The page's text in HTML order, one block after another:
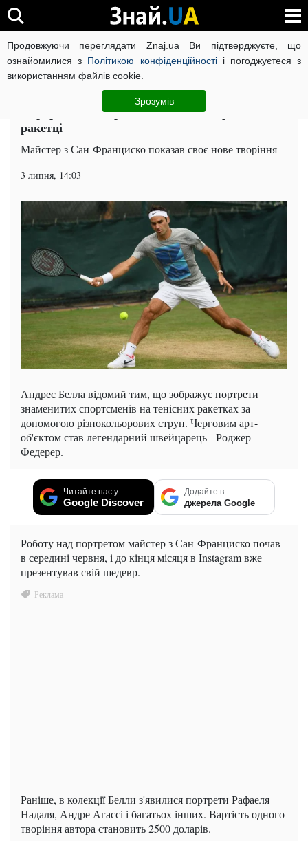
Продовжуючи переглядати Znaj.ua Ви підтверджуєте, що
ознайомилися з Політикою конфіденційностіі погоджуєтеся з
використанням файлів cookie.
Зрозумів
ВІЙНА РОСІЇ ПРОТИ УКРАЇНИ КОРОНАВІРУС В УКРАЇНІ
ЧИТАТЬ НА РУССКОМ
Портрет легендарного тенісиста зобразили на
ракетці
Майстер з Сан-Франциско показав своє нове творіння
3 липня, 14:03
Андрес Белла відомий тим, що зображує портрети
знаменитих спортсменів на тенісних ракетках за
допомогою різнокольорових струн. Черговим арт-
об'єктом став легендарний швейцарець - Роджер
Федерер.
Читайте нас у
Google Discover
Додайте в
джерела Google
Роботу над портретом майстер з Сан-Франциско почав
в середині червня, і до кінця місяця в Instagram вже
презентував свій шедевр.
Раніше, в колекції Белли з'явилися портрети Рафаеля
Надаля, Андре Агассі і багатьох інших. Вартість одного
творіння автора становить 2500 доларів.